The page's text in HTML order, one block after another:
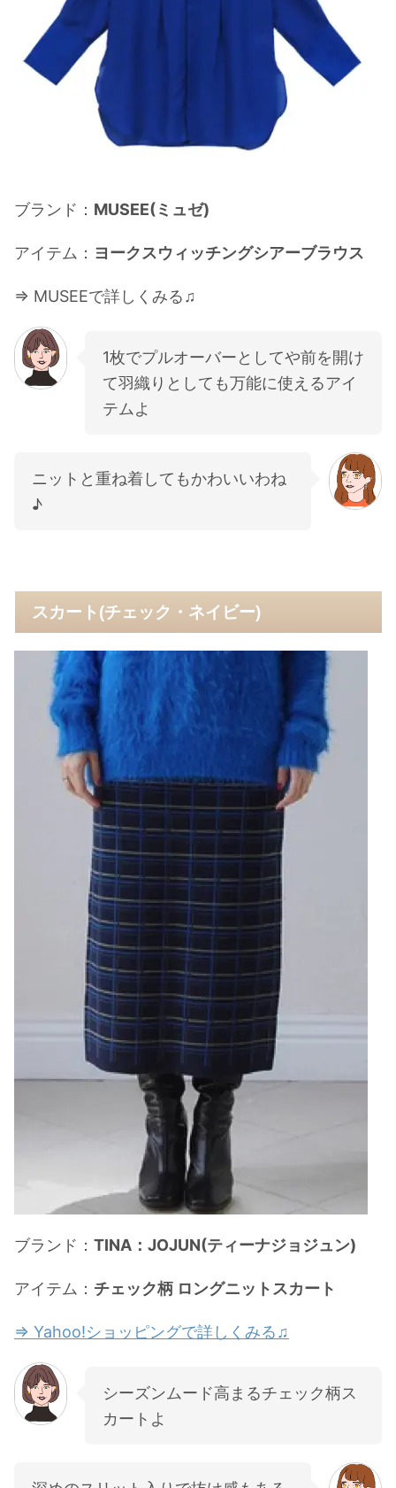
ブランド： MUSEE(ミュゼ)
アイテム： ヨークスウィッチングシアーブラウス
⇒ MUSEEで詳しくみる♫
1枚でプルオーバーとしてや前を開け
て羽織りとしても万能に使えるアイ
テムよ
ニットと重ね着してもかわいいわね
♪
スカート(チェック・ネイビー)
ブランド： TINA：JOJUN(ティーナジョジュン)
アイテム： チェック柄 ロングニットスカート
⇒ Yahoo!ショッピングで詳しくみる♫
シーズンムード高まるチェック柄ス
カートよ